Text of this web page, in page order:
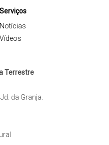
Serviços
Notícias
Vídeos
Terrestre
da Granja.